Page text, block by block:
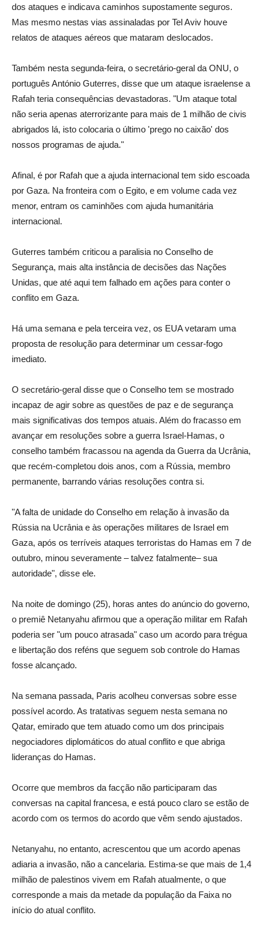
dos ataques e indicava caminhos supostamente seguros.
Mas mesmo nestas vias assinaladas por Tel Aviv houve
relatos de ataques aéreos que mataram deslocados.
Também nesta segunda-feira, o secretário-geral da ONU, o
português António Guterres, disse que um ataque israelense a
Rafah teria consequências devastadoras. "Um ataque total
não seria apenas aterrorizante para mais de 1 milhão de civis
abrigados lá, isto colocaria o último 'prego no caixão' dos
nossos programas de ajuda."
Afinal, é por Rafah que a ajuda internacional tem sido escoada
por Gaza. Na fronteira com o Egito, e em volume cada vez
menor, entram os caminhões com ajuda humanitária
internacional.
Guterres também criticou a paralisia no Conselho de
Segurança, mais alta instância de decisões das Nações
Unidas, que até aqui tem falhado em ações para conter o
conflito em Gaza.
Há uma semana e pela terceira vez, os EUA vetaram uma
proposta de resolução para determinar um cessar-fogo
imediato.
O secretário-geral disse que o Conselho tem se mostrado
incapaz de agir sobre as questões de paz e de segurança
mais significativas dos tempos atuais. Além do fracasso em
avançar em resoluções sobre a guerra Israel-Hamas, o
conselho também fracassou na agenda da Guerra da Ucrânia,
que recém-completou dois anos, com a Rússia, membro
permanente, barrando várias resoluções contra si.
"A falta de unidade do Conselho em relação à invasão da
Rússia na Ucrânia e às operações militares de Israel em
Gaza, após os terríveis ataques terroristas do Hamas em 7 de
outubro, minou severamente – talvez fatalmente– sua
autoridade", disse ele.
Na noite de domingo (25), horas antes do anúncio do governo,
o premiê Netanyahu afirmou que a operação militar em Rafah
poderia ser "um pouco atrasada" caso um acordo para trégua
e libertação dos reféns que seguem sob controle do Hamas
fosse alcançado.
Na semana passada, Paris acolheu conversas sobre esse
possível acordo. As tratativas seguem nesta semana no
Qatar, emirado que tem atuado como um dos principais
negociadores diplomáticos do atual conflito e que abriga
lideranças do Hamas.
Ocorre que membros da facção não participaram das
conversas na capital francesa, e está pouco claro se estão de
acordo com os termos do acordo que vêm sendo ajustados.
Netanyahu, no entanto, acrescentou que um acordo apenas
adiaria a invasão, não a cancelaria. Estima-se que mais de 1,4
milhão de palestinos vivem em Rafah atualmente, o que
corresponde a mais da metade da população da Faixa no
início do atual conflito.